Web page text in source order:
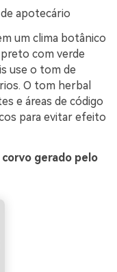
apotecário
um clima botânico
com verde
use o tom de
O tom herbal
e áreas de código
para evitar efeito
gerado pelo